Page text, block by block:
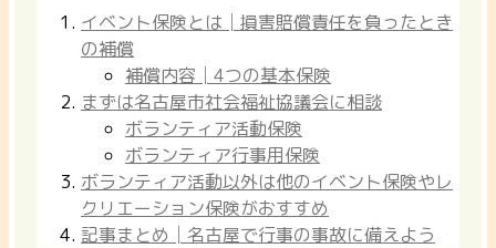
イベント保険とは│損害賠償責任を負ったとき
の補償
補償内容│4つの基本保険
まずは名古屋市社会福祉協議会に相談
ボランティア活動保険
ボランティア行事用保険
ボランティア活動以外は他のイベント保険やレ
クリエーション保険がおすすめ
記事まとめ│名古屋で行事の事故に備えよう